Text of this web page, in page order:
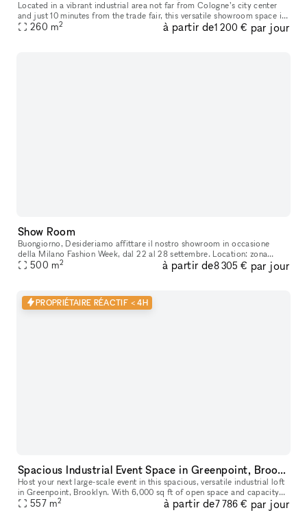
Located in a vibrant industrial area not far from Cologne’s city center
and just 10 minutes from the trade fair, this versatile showroom space is
ideal for showcasing fashion, luxury goods, or art in
260 m2 à partir de1 200 € par jour
Show Room
Buongiorno, Desideriamo affittare il nostro showroom in occasione
della Milano Fashion Week, dal 22 al 28 settembre. Location: zona
Repubblica, in pieno centro a Milano Superficie: 700 mq totali, d
500 m2 à partir de8 305 € par jour
PROPRIÉTAIRE RÉACTIF < 4H
Spacious Industrial Event Space in Greenpoint, Brooklyn
Host your next large-scale event in this spacious, versatile industrial loft
in Greenpoint, Brooklyn. With 6,000 sq ft of open space and capacity
for up to 400 guests, this venue is ideal for expos,
557 m2 à partir de7 786 € par jour